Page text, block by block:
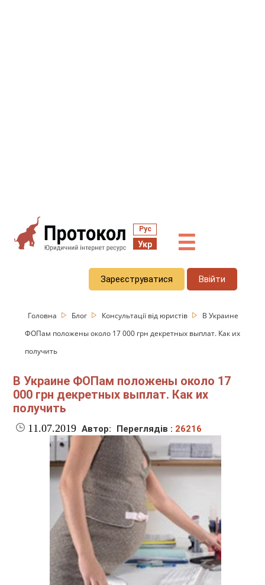
Рус
Укр ☰
Зареєструватися Ввійти
Головна Блог Консультації від юристів
В Украине
ФОПам положены около 17 000 грн декретных выплат. Как их
получить
В Украине ФОПам положены около 17
000 грн декретных выплат. Как их
получить
11.07.2019 Автор: Переглядів : 26216